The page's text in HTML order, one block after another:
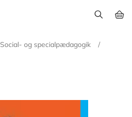
Social- og specialpædagogik
/